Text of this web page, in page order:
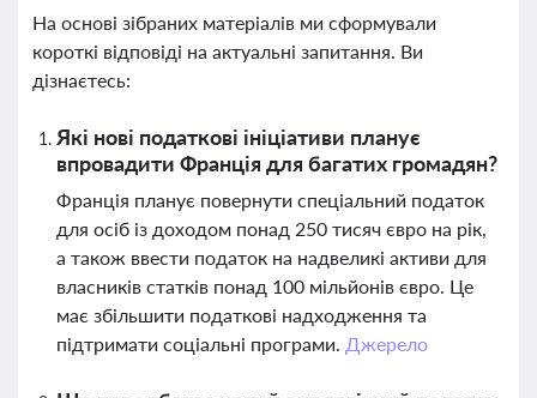
На основі зібраних матеріалів ми сформували
короткі відповіді на актуальні запитання. Ви
дізнаєтесь:
Які нові податкові ініціативи планує
впровадити Франція для багатих громадян?
Франція планує повернути спеціальний податок
для осіб із доходом понад 250 тисяч євро на рік,
а також ввести податок на надвеликі активи для
власників статків понад 100 мільйонів євро. Це
має збільшити податкові надходження та
підтримати соціальні програми. Джерело